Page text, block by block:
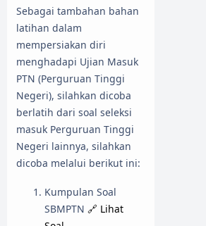
Sebagai tambahan bahan
latihan dalam
mempersiakan diri
menghadapi Ujian Masuk
PTN (Perguruan Tinggi
Negeri), silahkan dicoba
berlatih dari soal seleksi
masuk Perguruan Tinggi
Negeri lainnya, silahkan
dicoba melalui berikut ini:
Kumpulan Soal
SBMPTN 🔗 Lihat